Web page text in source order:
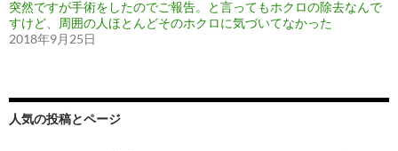
突然ですが手術をしたのでご報告。と言ってもホクロの除去なんで
すけど、周囲の人ほとんどそのホクロに気づいてなかった
2018年9月25日
人気の投稿とページ